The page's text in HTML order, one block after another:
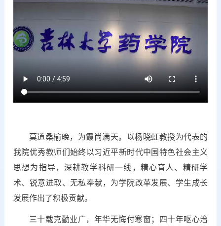
莫道桑榆晚，为霞尚满天。以杨晓虹教授为代表的
我院优秀教师们始终以习近平新时代中国特色社会主义
思想为指导，深耕教学科研一线，精心育人、精研学
术、锐意进取、无私奉献，为学院改革发展、学生成长
发展作出了积极贡献。
三十载克勤业广，年华无悔付寒窗；四十年呕心治